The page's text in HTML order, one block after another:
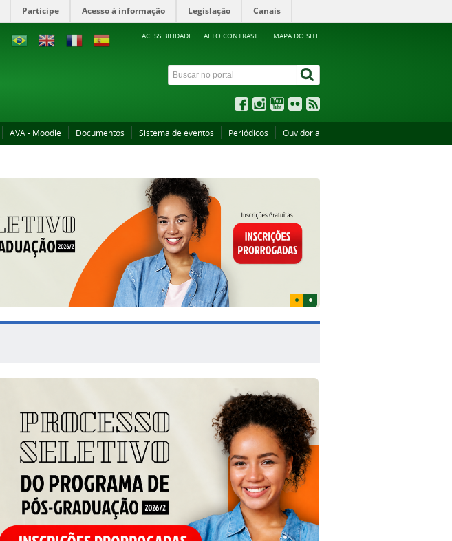
Participe Acesso à informação Legislação Canais
ACESSIBILIDADE ALTO CONTRASTE MAPA DO SITE
AVA - Moodle Documentos Sistema de eventos Periódicos Ouvidoria